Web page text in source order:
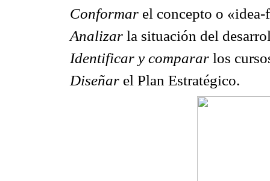
Conformar el concepto o
Analizar la situación del
Identificar y comparar los
Diseñar el Plan Estratégico.